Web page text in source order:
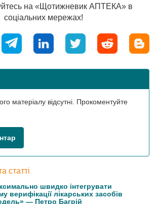
на «Щотижневик АПТЕКА» в
соціальних мережах!
матеріалу відсутні. Прокоментуйте
статті
швидко інтегрувати
верифікації лікарських засобів
— Петро Багрій